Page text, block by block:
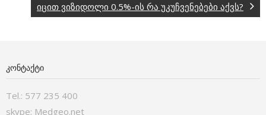
იცით ვიზიდოლი 0.5%-ის რა უკუჩვენებები აქვს?
ᲙᲝᲜᲢᲐᲥᲢᲘ
Tel.: 577 235 400
skype: Medgeo.net